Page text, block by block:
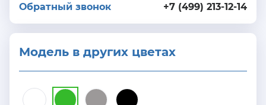
+7 (499) 213-12-14
Обратный звонок
Модель в других цветах